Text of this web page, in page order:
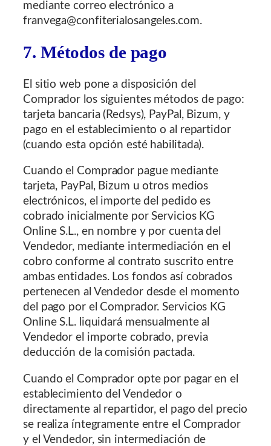
mediante correo electrónico a
franvega@confiterialosangeles.com.
7. Métodos de pago
El sitio web pone a disposición del
Comprador los siguientes métodos de pago:
tarjeta bancaria (Redsys), PayPal, Bizum, y
pago en el establecimiento o al repartidor
(cuando esta opción esté habilitada).
Cuando el Comprador pague mediante
tarjeta, PayPal, Bizum u otros medios
electrónicos, el importe del pedido es
cobrado inicialmente por Servicios KG
Online S.L., en nombre y por cuenta del
Vendedor, mediante intermediación en el
cobro conforme al contrato suscrito entre
ambas entidades. Los fondos así cobrados
pertenecen al Vendedor desde el momento
del pago por el Comprador. Servicios KG
Online S.L. liquidará mensualmente al
Vendedor el importe cobrado, previa
deducción de la comisión pactada.
Cuando el Comprador opte por pagar en el
establecimiento del Vendedor o
directamente al repartidor, el pago del precio
se realiza íntegramente entre el Comprador
y el Vendedor, sin intermediación de